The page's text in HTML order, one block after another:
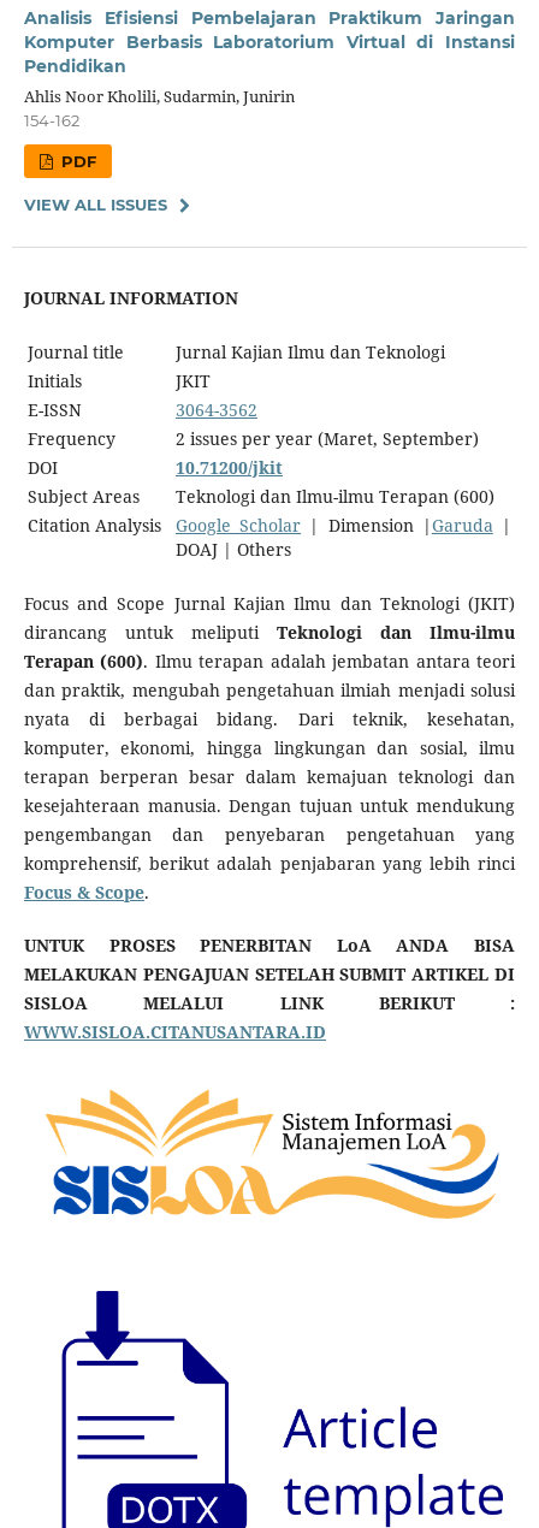
Analisis Efisiensi Pembelajaran Praktikum Jaringan
Komputer Berbasis Laboratorium Virtual di Instansi
Pendidikan
Ahlis Noor Kholili, Sudarmin, Junirin
154-162
PDF
VIEW ALL ISSUES
JOURNAL INFORMATION
Journal title
Jurnal Kajian Ilmu dan Teknologi
Initials
JKIT
E-ISSN
3064-3562
Frequency
2 issues per year (Maret, September)
DOI
10.71200/jkit
Subject Areas
Teknologi dan Ilmu-ilmu Terapan (600)
Citation Analysis
Google Scholar | Dimension |Garuda|
DOAJ | Others
Focus and Scope Jurnal Kajian Ilmu dan Teknologi (JKIT)
dirancang untuk meliputiTeknologi dan Ilmu-ilmu
Terapan (600). Ilmu terapan adalah jembatan antara teori
dan praktik, mengubah pengetahuan ilmiah menjadi solusi
nyata di berbagai bidang. Dari teknik, kesehatan,
komputer, ekonomi, hingga lingkungan dan sosial, ilmu
terapan berperan besar dalam kemajuan teknologi dan
kesejahteraan manusia. Dengan tujuan untuk mendukung
pengembangan dan penyebaran pengetahuan yang
komprehensif, berikut adalah penjabaran yang lebih rinci
Focus & Scope.
UNTUK PROSES PENERBITAN LoA ANDA BISA
MELAKUKAN PENGAJUAN SETELAH SUBMIT ARTIKEL DI
SISLOA MELALUI LINK BERIKUT :
WWW.SISLOA.CITANUSANTARA.ID